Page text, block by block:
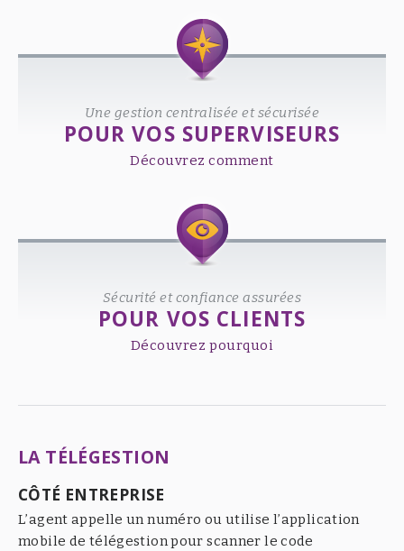
Une gestion centralisée et sécurisée
POUR VOS SUPERVISEURS
Découvrez comment
Sécurité et confiance assurées
POUR VOS CLIENTS
Découvrez pourquoi
LA TÉLÉGESTION
CÔTÉ ENTREPRISE
L’agent appelle un numéro ou utilise l’application
mobile de télégestion pour scanner le code